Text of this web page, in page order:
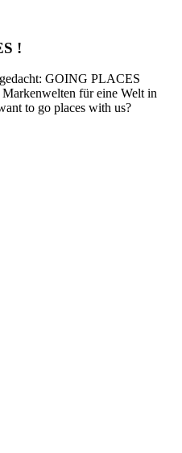
!
GOING PLACES
für eine Welt in
to go places with us?